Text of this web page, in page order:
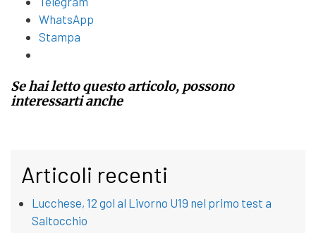
WhatsApp
Stampa
Se hai letto questo articolo, possono
interessarti anche
Articoli recenti
Lucchese, 12 gol al Livorno U19 nel primo test a
Saltocchio